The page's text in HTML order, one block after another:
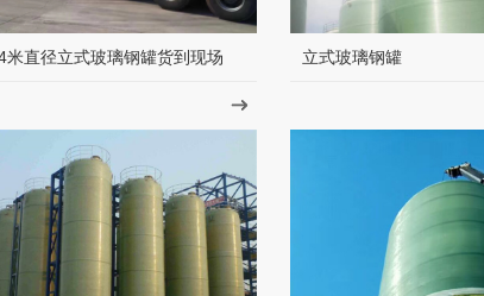
米直径立式玻璃钢罐货到现场 立式玻璃钢罐